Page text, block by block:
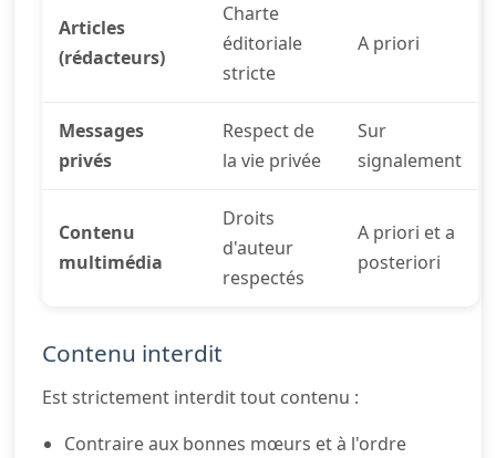
Articles
(rédacteurs)
Charte
éditoriale
stricte
A priori
Messages
privés
Respect de
la vie privée
Sur
signalement
Contenu
multimédia
Droits
d'auteur
respectés
A priori et a
posteriori
Contenu interdit
Est strictement interdit tout contenu :
Contraire aux bonnes mœurs et à l'ordre